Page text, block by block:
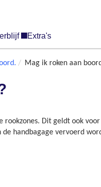
Extra's
Mag ik roken aan
rookzones⁠. Dit geldt ook
handbagage vervoerd